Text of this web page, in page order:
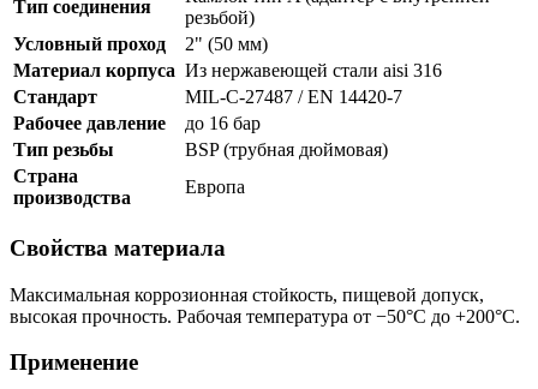
Тип соединения
резьбой)
Условный проход
2" (50 мм)
Материал корпуса Из нержавеющей стали aisi 316
Стандарт
MIL-C-27487 / EN 14420-7
Рабочее давление
до 16 бар
Тип резьбы
BSP (трубная дюймовая)
Страна
производства
Европа
Свойства материала
Максимальная коррозионная стойкость, пищевой допуск,
высокая прочность. Рабочая температура от −50°C до +200°C.
Применение